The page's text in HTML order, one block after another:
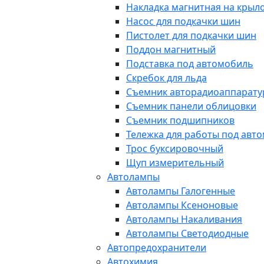
Накладка магнитная на
Насос для подкачки шин
Пистолет для подкачки шин
Поддон магнитный
Подставка под автомобиль
Скребок для льда
Съемник
Съемник панели облицовки
Съемник подшипников
Тележка для работы под
Трос буксировочный
Щуп измерительный
Автолампы
Автолампы Галогенные
Автолампы Ксеноновые
Автолампы Накаливания
Автолампы Светодиодные
Автопредохранители